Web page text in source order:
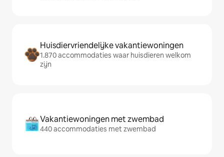
Huisdiervriendelijke vakantiewoningen
1.870 accommodaties waar huisdieren welkom
zijn
Vakantiewoningen met zwembad
440 accommodaties met zwembad